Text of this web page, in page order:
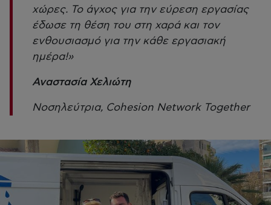
χώρες. Το άγχος για την εύρεση εργασίας
έδωσε τη θέση του στη χαρά και τον
ενθουσιασμό για την κάθε εργασιακή
ημέρα!»
Αναστασία Χελιώτη
Νοσηλεύτρια, Cohesion Network Together